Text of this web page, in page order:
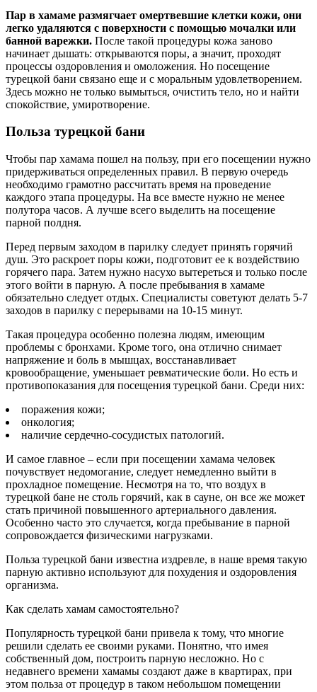
Пар в хамаме размягчает омертвевшие клетки кожи, они
легко удаляются с поверхности с помощью мочалки или
банной варежки. После такой процедуры кожа заново
начинает дышать: открываются поры, а значит, проходят
процессы оздоровления и омоложения. Но посещение
турецкой бани связано еще и с моральным удовлетворением.
Здесь можно не только вымыться, очистить тело, но и найти
спокойствие, умиротворение.
Польза турецкой бани
Чтобы пар хамама пошел на пользу, при его посещении нужно
придерживаться определенных правил. В первую очередь
необходимо грамотно рассчитать время на проведение
каждого этапа процедуры. На все вместе нужно не менее
полутора часов. А лучше всего выделить на посещение
парной полдня.
Перед первым заходом в парилку следует принять горячий
душ. Это раскроет поры кожи, подготовит ее к воздействию
горячего пара. Затем нужно насухо вытереться и только после
этого войти в парную. А после пребывания в хамаме
обязательно следует отдых. Специалисты советуют делать 5-7
заходов в парилку с перерывами на 10-15 минут.
Такая процедура особенно полезна людям, имеющим
проблемы с бронхами. Кроме того, она отлично снимает
напряжение и боль в мышцах, восстанавливает
кровообращение, уменьшает ревматические боли. Но есть и
противопоказания для посещения турецкой бани. Среди них:
поражения кожи;
онкология;
наличие сердечно-сосудистых патологий.
И самое главное – если при посещении хамама человек
почувствует недомогание, следует немедленно выйти в
прохладное помещение. Несмотря на то, что воздух в
турецкой бане не столь горячий, как в сауне, он все же может
стать причиной повышенного артериального давления.
Особенно часто это случается, когда пребывание в парной
сопровождается физическими нагрузками.
Польза турецкой бани известна издревле, в наше время такую
парную активно используют для похудения и оздоровления
организма.
Как сделать хамам самостоятельно?
Популярность турецкой бани привела к тому, что многие
решили сделать ее своими руками. Понятно, что имея
собственный дом, построить парную несложно. Но с
недавнего времени хамамы создают даже в квартирах, при
этом польза от процедур в таком небольшом помещении